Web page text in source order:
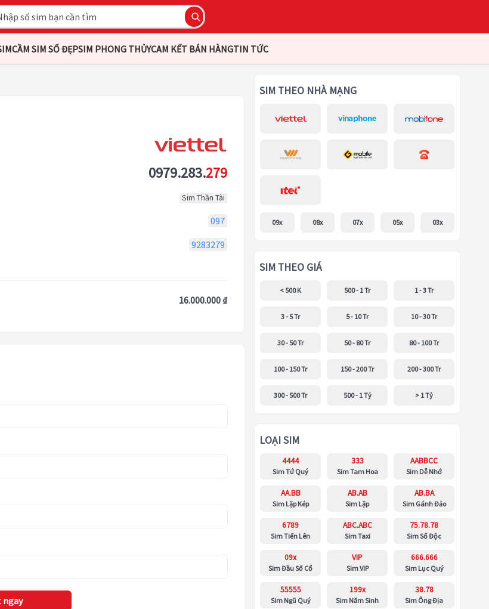
CẦM SIM SỐ ĐẸPSIM PHONG THỦYCAM KẾT BÁN HÀNGTIN TỨC
0979.283.279
Sim Thần Tài
097
9283279
16.000.000 ₫
SIM THEO NHÀ MẠNG
09x 08x 07x 05x 03x
SIM THEO GIÁ
< 500 K 500 - 1 Tr 1 - 3 Tr
3 - 5 Tr 5 - 10 Tr 10 - 30 Tr
30 - 50 Tr 50 - 80 Tr 80 - 100 Tr
100 - 150 Tr 150 - 200 Tr 200 - 300 Tr
300 - 500 Tr 500 - 1 Tỷ > 1 Tỷ
LOẠI SIM
4444
Sim Tứ Quý
333
Sim Tam Hoa
AABBCC
Sim Dễ Nhớ
AA.BB
Sim Lặp Kép
AB.AB
Sim Lặp
AB.BA
Sim Gánh Đảo
6789
Sim Tiến Lên
ABC.ABC
Sim Taxi
75.78.78
Sim Số Độc
09x
Sim Đầu Số Cổ
VIP
Sim VIP
666.666
Sim Lục Quý
55555
Sim Ngũ Quý
199x
Sim Năm Sinh
38.78
Sim Ông Địa